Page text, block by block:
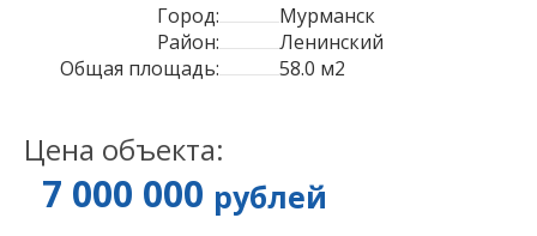
Город:
Мурманск
Район:
Ленинский
Общая площадь:
58.0 м2
Цена объекта:
7 000 000 рублей